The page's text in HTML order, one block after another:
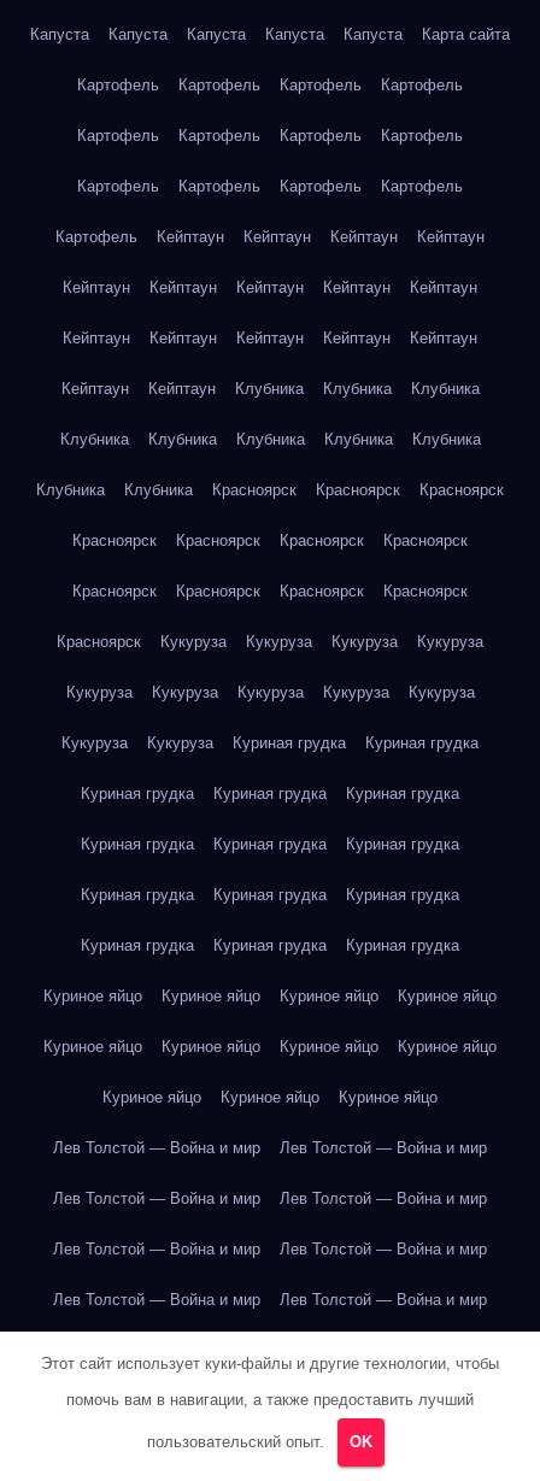
Капуста Капуста Капуста Капуста Капуста Карта сайта
Картофель Картофель Картофель Картофель
Картофель Картофель Картофель Картофель
Картофель Картофель Картофель Картофель
Картофель Кейптаун Кейптаун Кейптаун Кейптаун
Кейптаун Кейптаун Кейптаун Кейптаун Кейптаун
Кейптаун Кейптаун Кейптаун Кейптаун Кейптаун
Кейптаун Кейптаун Клубника Клубника Клубника
Клубника Клубника Клубника Клубника Клубника
Клубника Клубника Красноярск Красноярск Красноярск
Красноярск Красноярск Красноярск Красноярск
Красноярск Красноярск Красноярск Красноярск
Красноярск Кукуруза Кукуруза Кукуруза Кукуруза
Кукуруза Кукуруза Кукуруза Кукуруза Кукуруза
Кукуруза Кукуруза Куриная грудка Куриная грудка
Куриная грудка Куриная грудка Куриная грудка
Куриная грудка Куриная грудка Куриная грудка
Куриная грудка Куриная грудка Куриная грудка
Куриная грудка Куриная грудка Куриная грудка
Куриное яйцо Куриное яйцо Куриное яйцо Куриное яйцо
Куриное яйцо Куриное яйцо Куриное яйцо Куриное яйцо
Куриное яйцо Куриное яйцо Куриное яйцо
Лев Толстой — Война и мир Лев Толстой — Война и мир
Лев Толстой — Война и мир Лев Толстой — Война и мир
Лев Толстой — Война и мир Лев Толстой — Война и мир
Лев Толстой — Война и мир Лев Толстой — Война и мир
Лев Толстой — Война и мир Лев Толстой — Война и мир
Лев Толстой — Война и мир Лев Толстой — Война и мир
Этот сайт использует куки-файлы и другие технологии, чтобы
помочь вам в навигации, а также предоставить лучший
пользовательский опыт. OK